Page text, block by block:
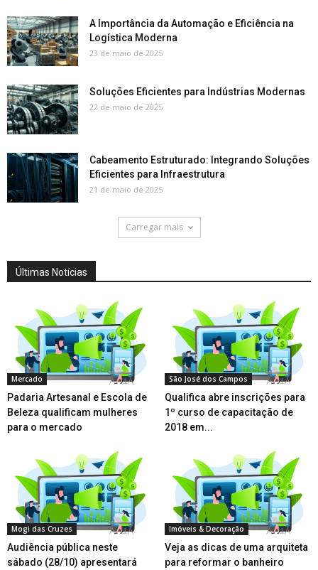
A Importância da Automação e Eficiência na
Logística Moderna
23 de maio de 2025
Soluções Eficientes para Indústrias Modernas
22 de maio de 2025
Cabeamento Estruturado: Integrando Soluções
Eficientes para Infraestrutura
21 de maio de 2025
Carregar mais
Últimas Notícias
Mercado
Padaria Artesanal e Escola de
Beleza qualificam mulheres
para o mercado
São José dos Campos
Qualifica abre inscrições para
1º curso de capacitação de
2018 em...
Mogi das Cruzes
Audiência pública neste
sábado (28/10) apresentará
Imóveis & Decoração
Veja as dicas de uma arquiteta
para reformar o banheiro